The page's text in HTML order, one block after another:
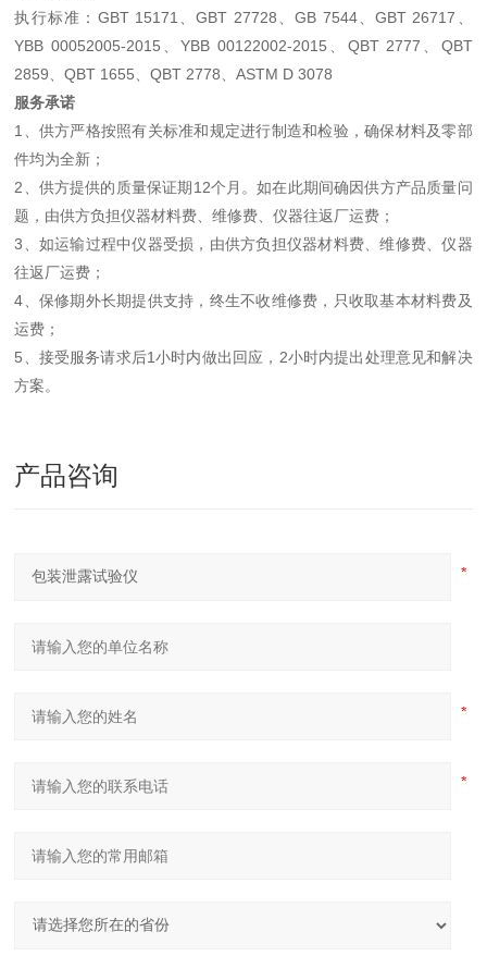
执行标准：GBT 15171、GBT 27728、GB 7544、GBT 26717、
YBB 00052005-2015、YBB 00122002-2015、QBT 2777、QBT
2859、QBT 1655、QBT 2778、ASTM D 3078
服务承诺
1、供方严格按照有关标准和规定进行制造和检验，确保材料及零部
件均为全新；
2、供方提供的质量保证期12个月。如在此期间确因供方产品质量问
题，由供方负担仪器材料费、维修费、仪器往返厂运费；
3、如运输过程中仪器受损，由供方负担仪器材料费、维修费、仪器
往返厂运费；
4、保修期外长期提供支持，终生不收维修费，只收取基本材料费及
运费；
5、接受服务请求后1小时内做出回应，2小时内提出处理意见和解决
方案。
产品咨询